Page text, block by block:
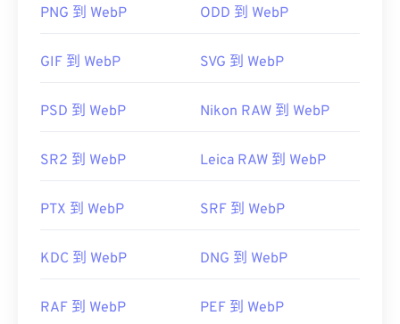
PhotoScape X for Mac
開發者：三星
還可以試試 Corel PaintShop Pro。
實用連結：
相關 WebP 工具：
使用我們的 顏色選擇器 從 WebP 映像中擷取顏色
PNG 到 WebP ODD 到 WebP
GIF 到 WebP SVG 到 WebP
PSD 到 WebP Nikon RAW 到 WebP
SR2 到 WebP Leica RAW 到 WebP
PTX 到 WebP SRF 到 WebP
KDC 到 WebP DNG 到 WebP
RAF 到 WebP PEF 到 WebP